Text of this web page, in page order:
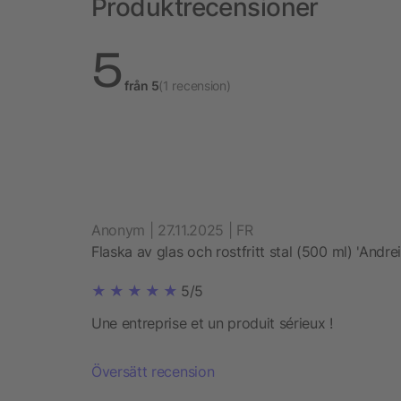
Produktrecensioner
5 från 5(1 recension)
Anonym | 27.11.2025 | FR
Flaska av glas och rostfritt stal (500 ml)
5/5
Une entreprise et un produit sérieux !
Översätt recension